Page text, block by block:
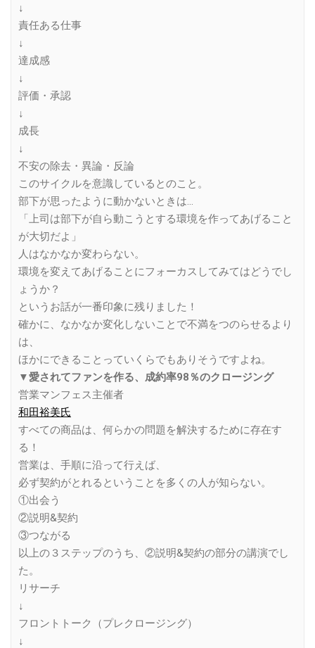
↓
責任ある仕事
↓
達成感
↓
評価・承認
↓
成長
↓
不安の除去・異論・反論
このサイクルを意識しているとのこと。
部下が思ったように動かないときは…
「上司は部下が自ら動こうとする環境を作ってあげること
が大切だよ」
人はなかなか変わらない。
環境を変えてあげることにフォーカスしてみてはどうでし
ょうか？
というお話が一番印象に残りました！
確かに、なかなか変化しないことで不満をつのらせるより
は、
ほかにできることっていくらでもありそうですよね。
▼愛されてファンを作る、成約率98％のクロージング
営業マンフェス主催者
和田裕美氏
すべての商品は、何らかの問題を解決するために存在す
る！
営業は、手順に沿って行えば、
必ず契約がとれるということを多くの人が知らない。
①出会う
②説明&契約
③つながる
以上の３ステップのうち、②説明&契約の部分の講演でし
た。
リサーチ
↓
フロントトーク（プレクロージング）
↓